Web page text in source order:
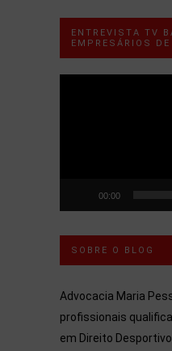
ENTREVISTA TV
EMPRESÁRIOS
00:00
SOBRE O BLOG
Advocacia Maria
profissionais
em Direito